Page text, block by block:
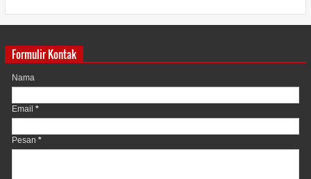
Formulir Kontak
Nama
Email *
Pesan *